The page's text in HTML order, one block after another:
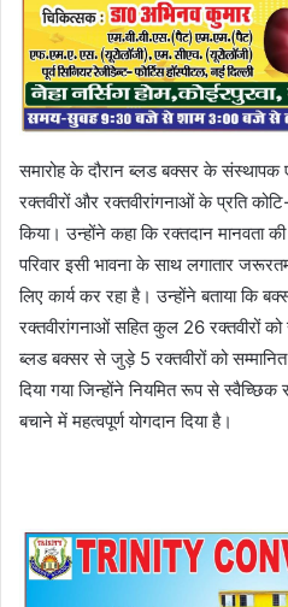
समारोह के दौरान ब्लड बक्सर के
रक्तवीरों और रक्तवीरांगनाओं के प्रति
किया। उन्होंने कहा कि रक्तदान मानवता
परिवार इसी भावना के साथ लगातार
लिए कार्य कर रहा है। उन्होंने बताया कि
रक्तवीरांगनाओं सहित कुल 26 रक्तवीरों
ब्लड बक्सर से जुड़े 5 रक्तवीरों को
दिया गया जिन्होंने नियमित रूप से
बचाने में महत्वपूर्ण योगदान दिया है।